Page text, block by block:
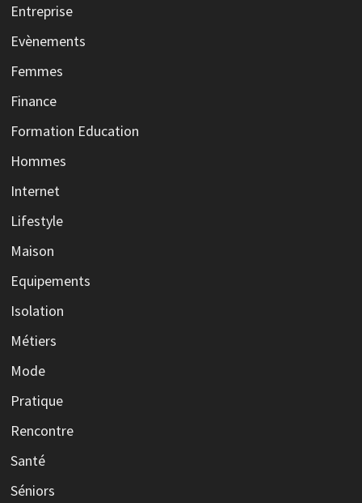
Entreprise
Evènements
Femmes
Finance
Formation Education
Hommes
Internet
Lifestyle
Maison
Equipements
Isolation
Métiers
Mode
Pratique
Rencontre
Santé
Séniors